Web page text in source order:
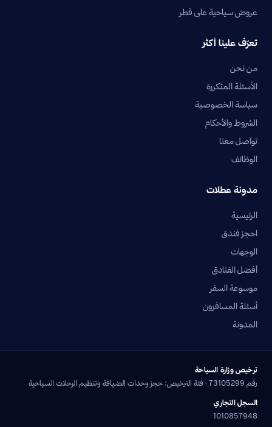
عروض سياحية على قطر
تعرّف علينا أكثر
من نحن
الأسئلة المتكررة
سياسة الخصوصية
الشروط والأحكام
تواصل معنا
الوظائف
مدونة عطلات
الرئيسية
احجز فندق
الوجهات
أفضل الفنادق
موسوعة السفر
أسئلة المسافرون
المدونة
ترخيص وزارة السياحة
رقم 73105299 · فئة الترخيص: حجز وحدات الضيافة وتنظيم الرحلات السياحية
السجل التجاري
1010857948